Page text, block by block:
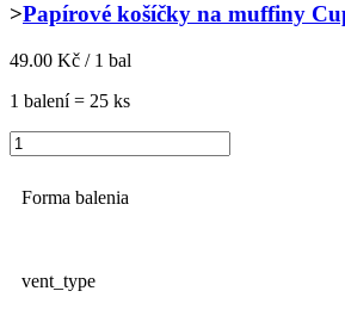
>Papírové košíčky na muffiny
49.00 Kč / 1 bal
1 balení = 25 ks
Forma balenia
vent_type